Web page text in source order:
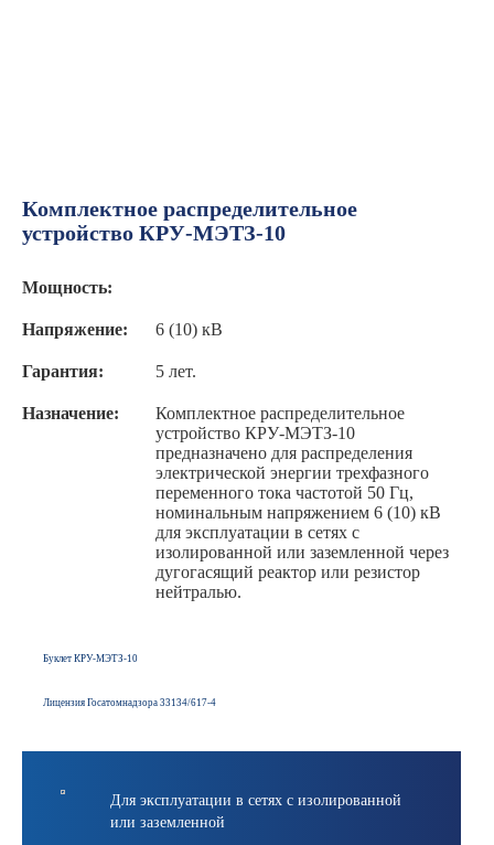
Комплектное распределительное
устройство КРУ-МЭТЗ-10
Мощность:
Напряжение: 6 (10) кВ
Гарантия: 5 лет.
Назначение:
Комплектное распределительное
устройство КРУ-МЭТЗ-10
предназначено для распределения
электрической энергии трехфазного
переменного тока частотой 50 Гц,
номинальным напряжением 6 (10) кВ
для эксплуатации в сетях с
изолированной или зазем­ленной через
дугогасящий реактор или резистор
нейтралью.
Буклет КРУ-МЭТЗ-10
Лицензия Госатомнадзора 33134/617-4
Для эксплуатации в сетях с изолированной
или заземленной